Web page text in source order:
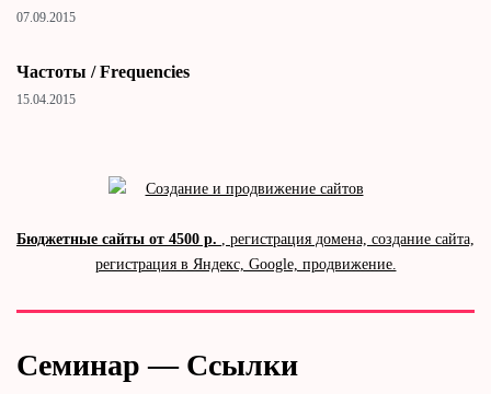
07.09.2015
Частоты / Frequencies
15.04.2015
Бюджетные сайты от 4500 р.
, регистрация домена, создание сайта,
регистрация в Яндекс, Google, продвижение.
Семинар — Ссылки